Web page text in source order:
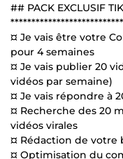
## PACK EXCLUSIF
¤ Je vais être votre
pour 4 semaines
¤ Je vais publier 20
vidéos par semaine)
¤ Je vais répondre à
¤ Recherche des 20
vidéos virales
¤ Rédaction de votre
¤ Optimisation du